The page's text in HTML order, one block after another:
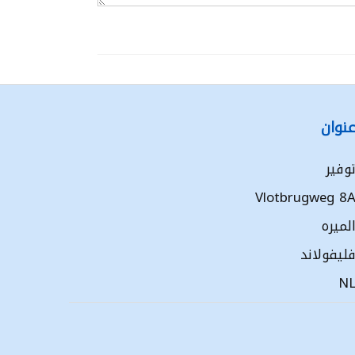
عنوان
توفير
Vlotbrugweg 8A
الميره
فليفولاند
NL